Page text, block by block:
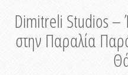
Dimitreli Studios –
στην Παραλία